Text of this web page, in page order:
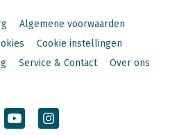
Algemene voorwaarden
Cookie instellingen
Service & Contact Over ons